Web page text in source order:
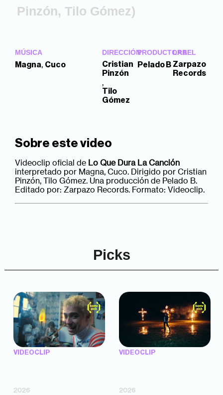
Pinzón, Tilo Gómez)
MÚSICA
Magna, Cuco
DIRECCIÓN
Cristian
Pinzón
,
Tilo
Gómez
PRODUCTORA
Pelado B
LABEL
Zarpazo
Records
Sobre este video
Videoclip oficial de Lo Que Dura La Canción
interpretado por Magna, Cuco. Dirigido por Cristian
Pinzón, Tilo Gómez. Una producción de Pelado B.
Editado por: Zarpazo Records. Formato: Videoclip.
Picks
VIDEOCLIP
2026
VIDEOCLIP
2026